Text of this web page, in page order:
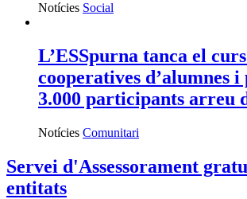
Notícies Social
L’ESSpurna tanca el
cooperatives d’alumnes i
3.000 participants arreu
Notícies Comunitari
Servei d'Assessorament
entitats